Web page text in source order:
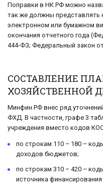
Поправки в НК РФ можно
так же должны представлять
электронном или бумажном
окончания отчетного года
444-ФЗ; Федеральный закон
СОСТАВЛЕНИЕ
ХОЗЯЙСТВЕННОЙ
Минфин РФ внес ряд
ФХД. В частности, графе 3
учреждения вместо кодов
по строкам 110 – 180 –
доходов бюджетов;
по строкам 310 – 420 –
источника